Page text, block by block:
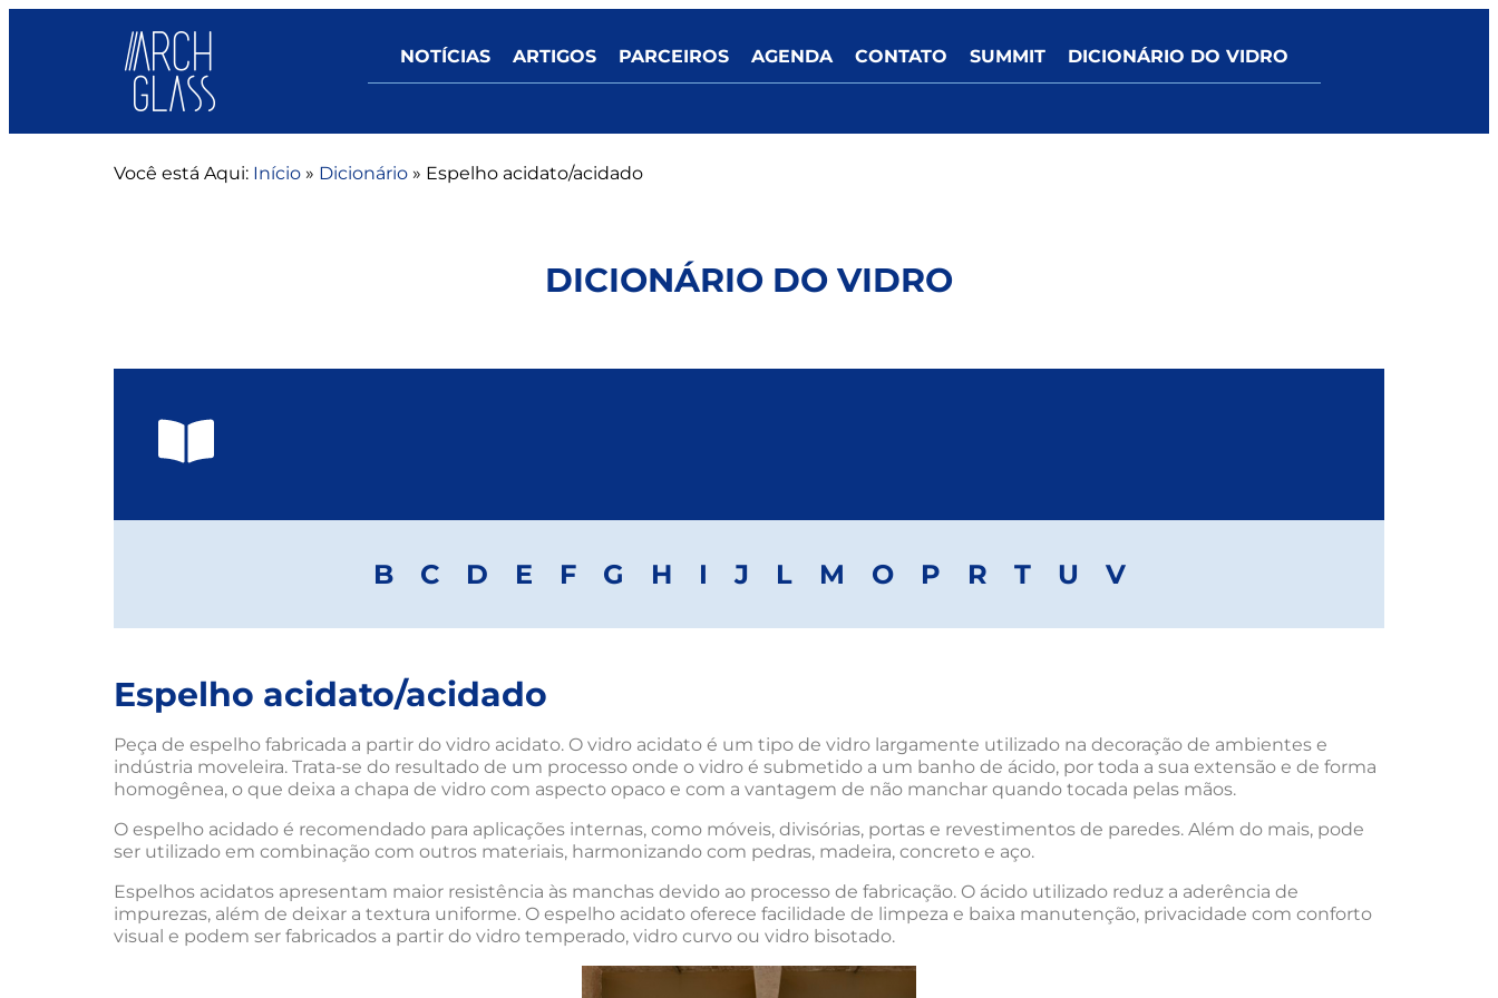
NOTÍCIAS ARTIGOS PARCEIROS AGENDA CONTATO SUMMIT DICIONÁRIO DO VIDRO
Você está Aqui: Início » Dicionário » Espelho acidato/acidado
DICIONÁRIO DO VIDRO
B C D E F G H I J L M O P R T U V
Espelho acidato/acidado
Peça de espelho fabricada a partir do vidro acidato. O vidro acidato é um tipo de vidro largamente utilizado na decoração de ambientes e
indústria moveleira. Trata-se do resultado de um processo onde o vidro é submetido a um banho de ácido, por toda a sua extensão e de forma
homogênea, o que deixa a chapa de vidro com aspecto opaco e com a vantagem de não manchar quando tocada pelas mãos.
O espelho acidado é recomendado para aplicações internas, como móveis, divisórias, portas e revestimentos de paredes. Além do mais, pode
ser utilizado em combinação com outros materiais, harmonizando com pedras, madeira, concreto e aço.
Espelhos acidatos apresentam maior resistência às manchas devido ao processo de fabricação. O ácido utilizado reduz a aderência de
impurezas, além de deixar a textura uniforme. O espelho acidato oferece facilidade de limpeza e baixa manutenção, privacidade com conforto
visual e podem ser fabricados a partir do vidro temperado, vidro curvo ou vidro bisotado.